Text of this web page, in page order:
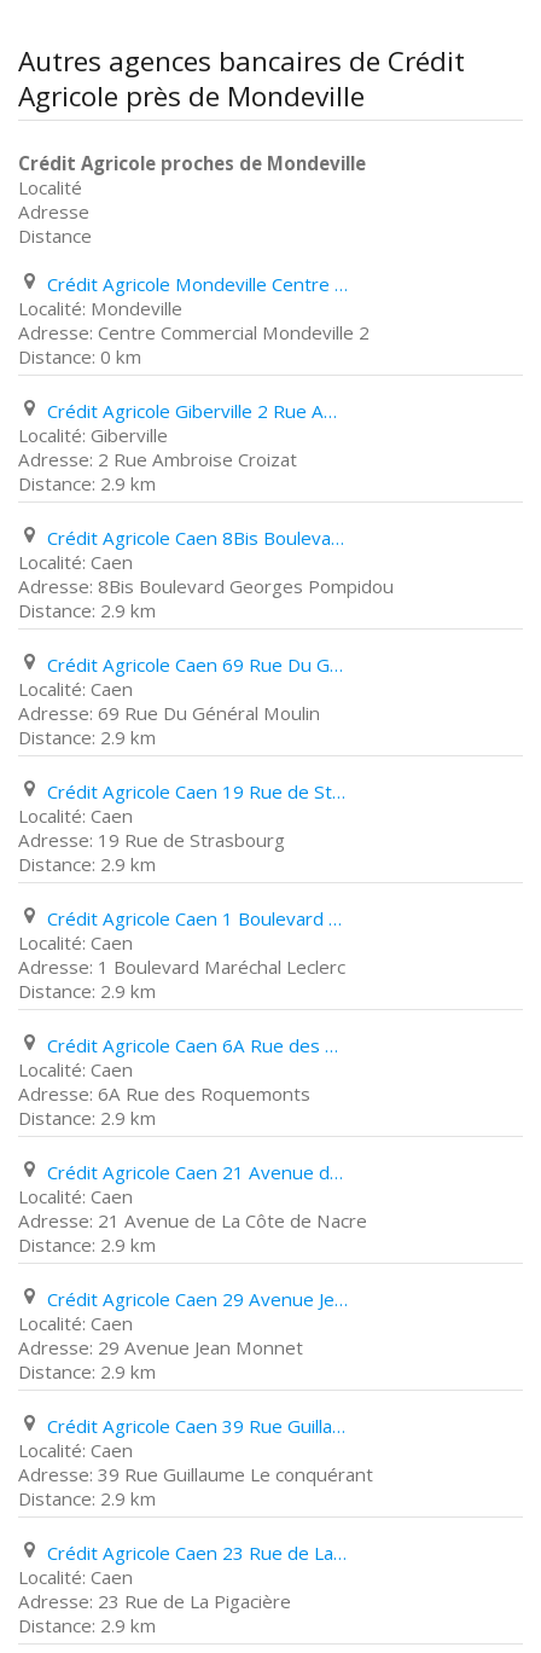
Autres agences bancaires de Crédit
Agricole près de Mondeville
Crédit Agricole proches de Mondeville
Localité
Adresse
Distance
Crédit Agricole Mondeville Centre Commercial Mondeville 2
Mondeville
Centre Commercial Mondeville 2
0 km
Crédit Agricole Giberville 2 Rue Ambroise Croizat
Giberville
2 Rue Ambroise Croizat
2.9 km
Crédit Agricole Caen 8Bis Boulevard Georges Pompidou
Caen
8Bis Boulevard Georges Pompidou
2.9 km
Crédit Agricole Caen 69 Rue Du Général Moulin
Caen
69 Rue Du Général Moulin
2.9 km
Crédit Agricole Caen 19 Rue de Strasbourg
Caen
19 Rue de Strasbourg
2.9 km
Crédit Agricole Caen 1 Boulevard Maréchal Leclerc
Caen
1 Boulevard Maréchal Leclerc
2.9 km
Crédit Agricole Caen 6A Rue des Roquemonts
Caen
6A Rue des Roquemonts
2.9 km
Crédit Agricole Caen 21 Avenue de La Côte de Nacre
Caen
21 Avenue de La Côte de Nacre
2.9 km
Crédit Agricole Caen 29 Avenue Jean Monnet
Caen
29 Avenue Jean Monnet
2.9 km
Crédit Agricole Caen 39 Rue Guillaume Le conquérant
Caen
39 Rue Guillaume Le conquérant
2.9 km
Crédit Agricole Caen 23 Rue de La Pigacière
Caen
23 Rue de La Pigacière
2.9 km